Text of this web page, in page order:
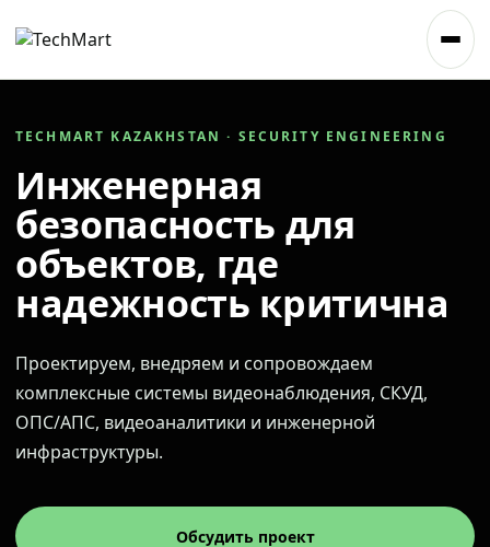
TECHMART KAZAKHSTAN · SECURITY ENGINEERING
Инженерная
безопасность для
объектов, где
надежность критична
Проектируем, внедряем и сопровождаем
комплексные системы видеонаблюдения, СКУД,
ОПС/АПС, видеоаналитики и инженерной
инфраструктуры.
Обсудить проект